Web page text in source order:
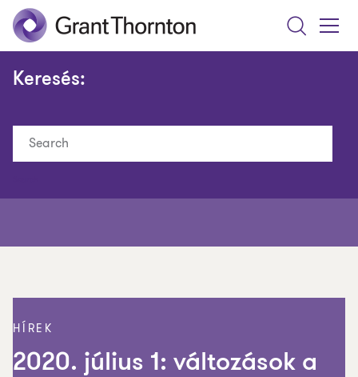
Search
Menu
Keresés:
HÍREK
2020. július 1: változások a